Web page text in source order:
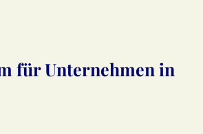
für Unternehmen in